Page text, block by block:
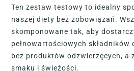
Ten zestaw testowy to idealny
naszej diety bez zobowiązań.
skomponowane tak, aby
pełnowartościowych składników
bez produktów odzwierzęcych, a
smaku i świeżości.